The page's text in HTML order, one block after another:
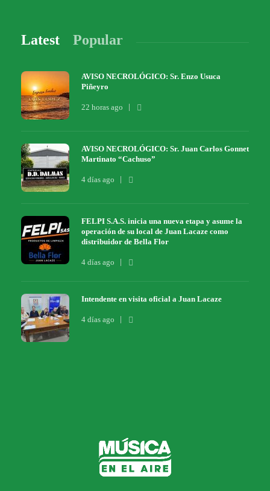
Latest Popular
AVISO NECROLÓGICO: Sr. Enzo Usuca
Piñeyro
22 horas ago
AVISO NECROLÓGICO: Sr. Juan Carlos Gonnet
Martinato “Cachuso”
4 días ago
FELPI S.A.S. inicia una nueva etapa y asume la
operación de su local de Juan Lacaze como
distribuidor de Bella Flor
4 días ago
Intendente en visita oficial a Juan Lacaze
4 días ago